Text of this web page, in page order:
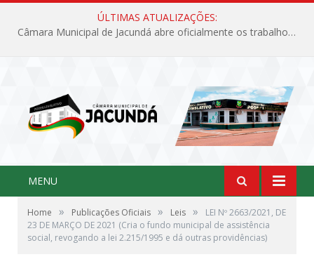
ÚLTIMAS ATUALIZAÇÕES:
Câmara Municipal de Jacundá abre oficialmente os trabalhos legislativos de 2026
MENU
Home » Publicações Oficiais » Leis »
LEI Nº 2663/2021, DE
23 DE MARÇO DE 2021 (Cria o fundo municipal de assistência
social, revogando a lei 2.215/1995 e dá outras providências)